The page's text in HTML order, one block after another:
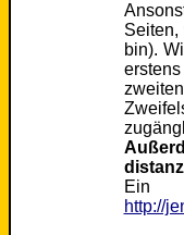
bin).
Ein
http://